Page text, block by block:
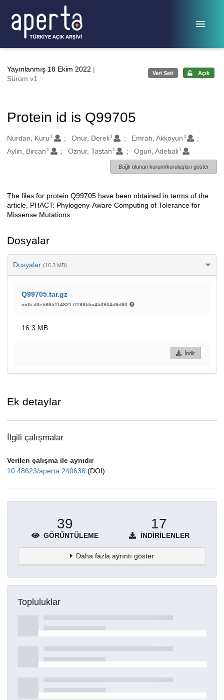
Yayınlanmış 18 Ekim 2022 |
Sürüm v1
Veri Seti Açık
Protein id is Q99705
Oluşturanlar
Nurdan, Kuru 1 Onur, Dereli 1 Emrah, Akkoyun2
Aylin, Bircan 1 Oznur, Tastan 1 Ogun, Adebali 1
Bağlı olunan kurum/kuruluşları göster
Açıklama
The files for protein Q99705 have been obtained in terms of the
article, PHACT: Phylogeny-Aware Computing of Tolerance for
Missense Mutations
Dosyalar
Dosyalar (16.3 MB)
Q99705.tar.gz
md5:d3eb8651148217f199b5c450904d9d90
16.3 MB
İndir
Ek detaylar
İlgili çalışmalar
Verilen çalışma ile aynıdır
10.48623/aperta.240636 (DOI)
39
GÖRÜNTÜLEME
17
İNDIRILENLER
Daha fazla ayrıntı göster
Topluluklar